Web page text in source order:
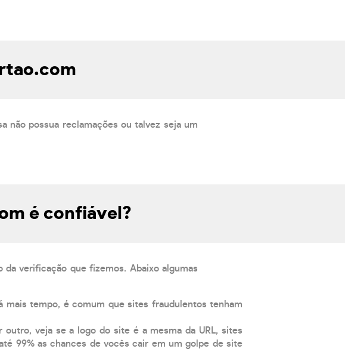
não possua reclamações ou talvez seja um
é confiável?
verificação que fizemos. Abaixo algumas
mais tempo, é comum que sites fraudulentos tenham
veja se a logo do site é a mesma da URL, sites
99% as chances de vocês cair em um golpe de site